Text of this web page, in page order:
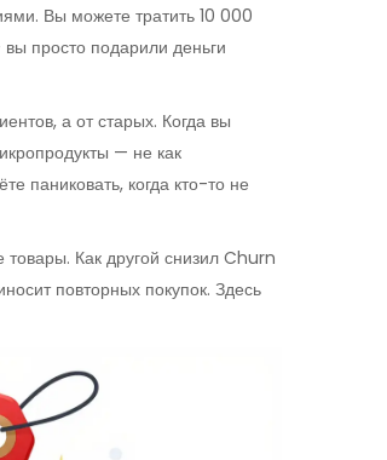
. Вы можете тратить 10 000
просто подарили деньги
а от старых. Когда вы
— не как
паниковать, когда кто-то не
Как другой снизил Churn
повторных покупок. Здесь